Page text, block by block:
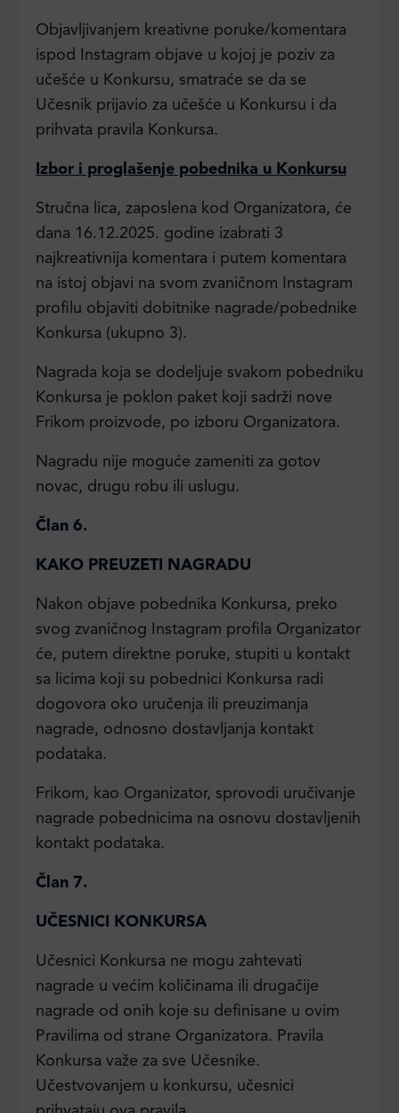
Objavljivanjem kreativne poruke/komentara
ispod Instagram objave u kojoj je poziv za
učešće u Konkursu, smatraće se da se
Učesnik prijavio za učešće u Konkursu i da
prihvata pravila Konkursa.
Izbor i proglašenje pobednika u Konkursu
Stručna lica, zaposlena kod Organizatora, će
dana 16.12.2025. godine izabrati 3
najkreativnija komentara i putem komentara
na istoj objavi na svom zvaničnom Instagram
profilu objaviti dobitnike nagrade/pobednike
Konkursa (ukupno 3).
Nagrada koja se dodeljuje svakom pobedniku
Konkursa je poklon paket koji sadrži nove
Frikom proizvode, po izboru Organizatora.
Nagradu nije moguće zameniti za gotov
novac, drugu robu ili uslugu.
Član 6.
KAKO PREUZETI NAGRADU
Nakon objave pobednika Konkursa, preko
svog zvaničnog Instagram profila Organizator
će, putem direktne poruke, stupiti u kontakt
sa licima koji su pobednici Konkursa radi
dogovora oko uručenja ili preuzimanja
nagrade, odnosno dostavljanja kontakt
podataka.
Frikom, kao Organizator, sprovodi uručivanje
nagrade pobednicima na osnovu dostavljenih
kontakt podataka.
Član 7.
UČESNICI KONKURSA
Učesnici Konkursa ne mogu zahtevati
nagrade u većim količinama ili drugačije
nagrade od onih koje su definisane u ovim
Pravilima od strane Organizatora. Pravila
Konkursa važe za sve Učesnike.
Učestvovanjem u konkursu, učesnici